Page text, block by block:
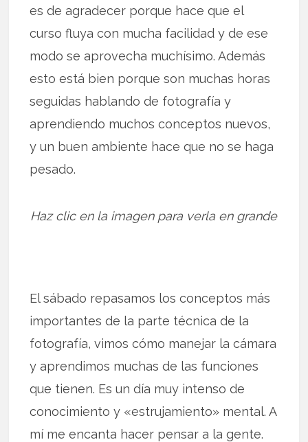
es de agradecer porque hace que el
curso fluya con mucha facilidad y de ese
modo se aprovecha muchísimo. Además
esto está bien porque son muchas horas
seguidas hablando de fotografía y
aprendiendo muchos conceptos nuevos,
y un buen ambiente hace que no se haga
pesado.
Haz clic en la imagen para verla en grande
El sábado repasamos los conceptos más
importantes de la parte técnica de la
fotografía, vimos cómo manejar la cámara
y aprendimos muchas de las funciones
que tienen. Es un día muy intenso de
conocimiento y «estrujamiento» mental. A
mí me encanta hacer pensar a la gente.